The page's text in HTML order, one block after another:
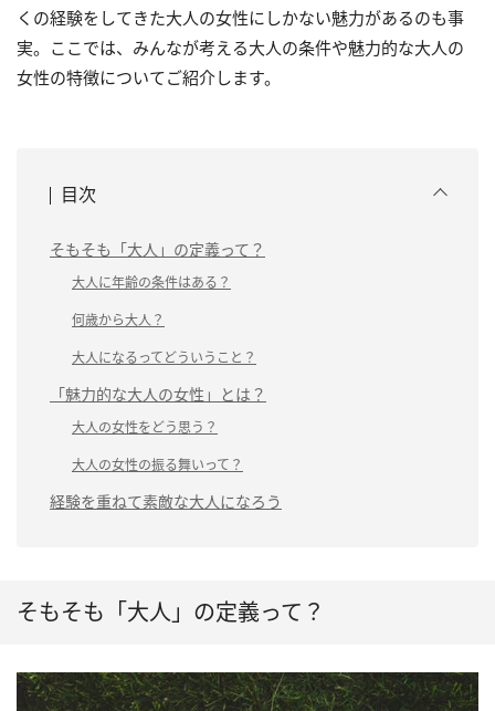
くの経験をしてきた大人の女性にしかない魅力があるのも事
実。ここでは、みんなが考える大人の条件や魅力的な大人の
女性の特徴についてご紹介します。
目次
そもそも「大人」の定義って？
大人に年齢の条件はある？
何歳から大人？
大人になるってどういうこと？
「魅力的な大人の女性」とは？
大人の女性をどう思う？
大人の女性の振る舞いって？
経験を重ねて素敵な大人になろう
そもそも「大人」の定義って？